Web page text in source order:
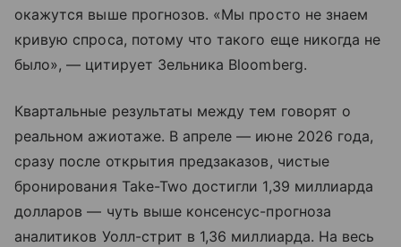
окажутся выше прогнозов. «Мы просто не знаем
кривую спроса, потому что такого еще никогда не
было», — цитирует Зельника Bloomberg.
Квартальные результаты между тем говорят о
реальном ажиотаже. В апреле — июне 2026 года,
сразу после открытия предзаказов, чистые
бронирования Take-Two достигли 1,39 миллиарда
долларов — чуть выше консенсус-прогноза
аналитиков Уолл-стрит в 1,36 миллиарда. На весь